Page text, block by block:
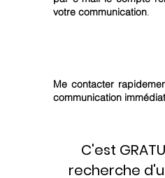
votre communication.
Me contacter
communication
C'est
recherche